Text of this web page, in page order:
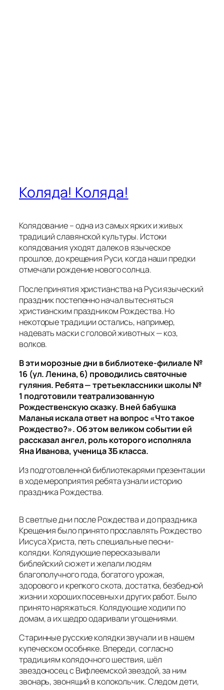
некоторые традиции остались, например,
надевать маски с головой животных — коз,
В эти морозные дни в библиотеке-филиале №
16 (ул. Ленина, 6) проводились святочные
гуляния. Ребята — третьеклассники школы №
1 подготовили театрализованную
Рождественскую сказку. В ней бабушка
Маланья искала ответ на вопрос «Что такое
Рождество?». Об этом великом событии ей
рассказал ангел, роль которого исполняла
Яна Иванова, ученица 3Б класса.
Из подготовленной библиотекарями презентации
в ходе мероприятия ребята узнали историю
праздника Рождества.
В светлые дни после Рождества и до праздника
Крещения было принято прославлять Рождество
Иисуса Христа, петь специальные песни-
колядки. Колядующие пересказывали
библейский сюжет и желали людям
благополучного года, богатого урожая,
здорового и крепкого скота, достатка, безбедной
жизни и хороших посевных и других работ. Было
принято наряжаться. Колядующие ходили по
домам, а их щедро одаривали угощениями.
купеческом особняке. Впереди, согласно
традициям колядочного шествия, шёл
звездоносец с Вифлеемской звездой, за ним
звонарь, звонящий в колокольчик. Следом дети,
наряженные в маски, красочные платки.
Пришла коляда,
Накануне Рождества!
Уж ты дядя доброход!
Выдай денег на проход!
Выдашь, не выдашь- будем ждать,
У ворот стоять!